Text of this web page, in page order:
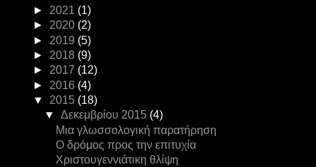
► 2021 (1)
► 2020 (2)
► 2019 (5)
► 2018 (9)
► 2017 (12)
► 2016 (4)
▼ 2015 (18)
▼ Δεκεμβρίου 2015 (4)
Μια γλωσσολογική παρατήρηση
Ο δρόμος προς την επιτυχία
Χριστουγεννιάτικη θλίψη